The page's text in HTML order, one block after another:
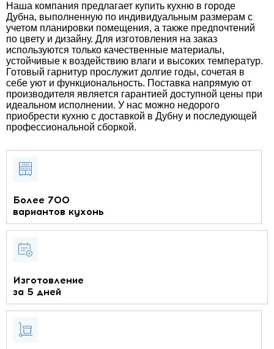
Наша компания предлагает купить кухню в городе
Дубна, выполненную по индивидуальным размерам с
учетом планировки помещения, а также предпочтений
по цвету и дизайну. Для изготовления на заказ
используются только качественные материалы,
устойчивые к воздействию влаги и высоких температур.
Готовый гарнитур прослужит долгие годы, сочетая в
себе уют и функциональность. Поставка напрямую от
производителя является гарантией доступной цены при
идеальном исполнении. У нас можно недорого
приобрести кухню с доставкой в Дубну и последующей
профессиональной сборкой.
Более 700
вариантов кухонь
Изготовление
за 5 дней